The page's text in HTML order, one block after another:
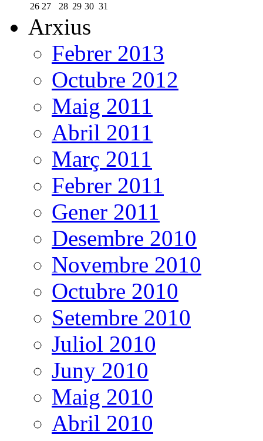
26 27 28 29 30 31
Arxius
Febrer 2013
Octubre 2012
Maig 2011
Abril 2011
Març 2011
Febrer 2011
Gener 2011
Desembre 2010
Novembre 2010
Octubre 2010
Setembre 2010
Juliol 2010
Juny 2010
Maig 2010
Abril 2010